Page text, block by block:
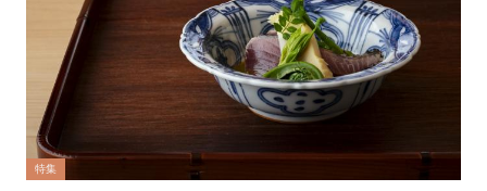
特集